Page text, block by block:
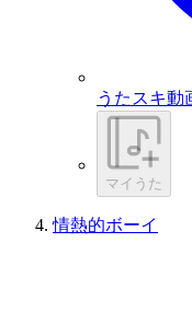
うたスキ動
マイうた
情熱的ボーイ